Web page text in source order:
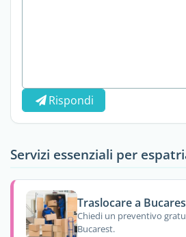
Rispondi
Servizi essenziali per
Traslocare a
Chiedi un preventivo
Bucarest.